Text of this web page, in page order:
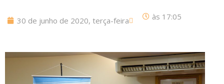
30 de junho de 2020, terça-feira às 17:05